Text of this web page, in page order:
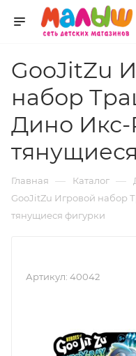
GooJitZu
набор
Дино Икс-
Главная — Каталог —
GooJitZu Игровой набор
тянущиеся фигурки
Артикул: 40042